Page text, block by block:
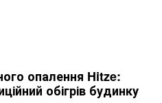
опалення Hitze:
обігрів будинку